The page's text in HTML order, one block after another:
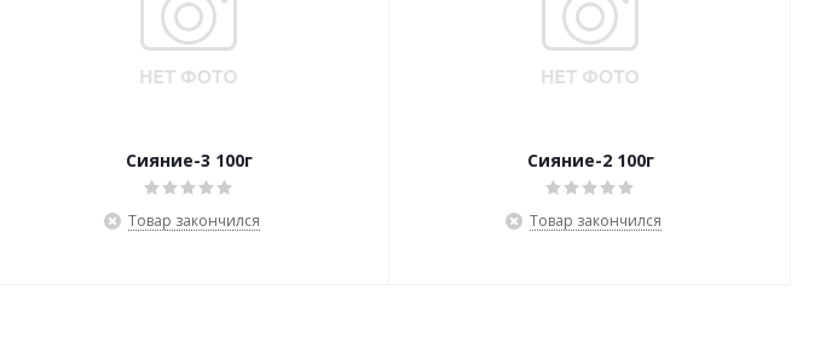
Сияние-3 100г
Товар закончился
Сияние-2 100г
Товар закончился